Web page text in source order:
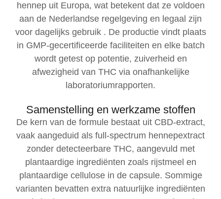
hennep uit Europa, wat betekent dat ze voldoen
aan de Nederlandse regelgeving en legaal zijn
voor dagelijks gebruik . De productie vindt plaats
in GMP‑gecertificeerde faciliteiten en elke batch
wordt getest op potentie, zuiverheid en
afwezigheid van THC via onafhankelijke
laboratoriumrapporten.
Samenstelling en werkzame stoffen
De kern van de formule bestaat uit CBD‑extract,
vaak aangeduid als full‑spectrum hennepextract
zonder detecteerbare THC, aangevuld met
plantaardige ingrediënten zoals rijstmeel en
plantaardige cellulose in de capsule. Sommige
varianten bevatten extra natuurlijke ingrediënten